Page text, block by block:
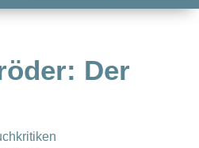
Der